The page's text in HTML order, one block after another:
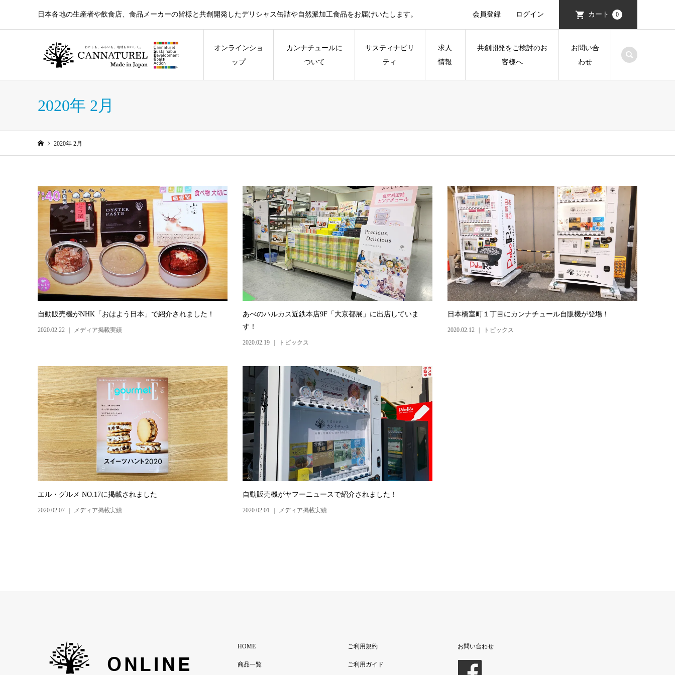
日本各地の生産者や飲食店、食品メーカーの皆様と共創開発したデリシャス缶詰や自然派加工食品をお届けいたします。 会員登録 ログイン カート 0
オンラインショ
ップ
カンナチュールに
ついて
サスティナビリ
ティ
求人
情報
共創開発をご検討のお
客様へ
お問い合
わせ
2020年 2月
2020年 2月
自動販売機がNHK「おはよう日本」で紹介されました！
2020.02.22 メディア掲載実績
あべのハルカス近鉄本店9F「大京都展」に出店していま
す！
2020.02.19 トピックス
日本橋室町１丁目にカンナチュール自販機が登場！
2020.02.12 トピックス
エル・グルメ NO.17に掲載されました
2020.02.07 メディア掲載実績
自動販売機がヤフーニュースで紹介されました！
2020.02.01 メディア掲載実績
HOME
商品一覧
ご利用規約
ご利用ガイド
お問い合わせ